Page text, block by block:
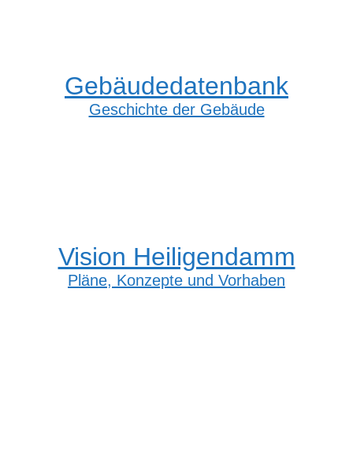
Gebäudedatenbank
Geschichte der Gebäude
Vision Heiligendamm
Pläne, Konzepte und Vorhaben